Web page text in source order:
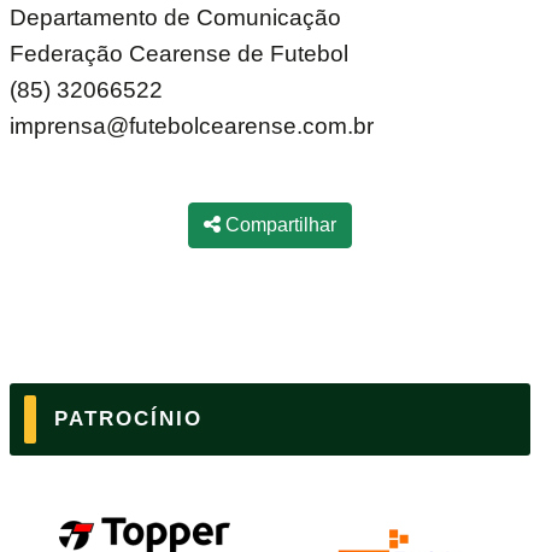
Departamento de Comunicação
Federação Cearense de Futebol
(85) 32066522
imprensa@futebolcearense.com.br
Compartilhar
PATROCÍNIO